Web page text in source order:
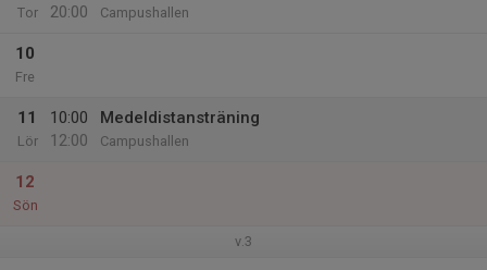
Tor
20:00
Campushallen
10
Fre
11
Lör
10:00
12:00
Medeldistansträning
Campushallen
12
Sön
v.3